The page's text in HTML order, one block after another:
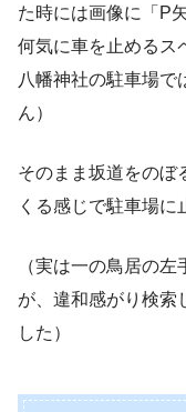
た時には画像に「P
何気に車を止めるス
八幡神社の駐車場で
ん）
そのまま坂道をのぼ
くる感じで駐車場に
（実は一の鳥居の
が、違和感がり検索
した）